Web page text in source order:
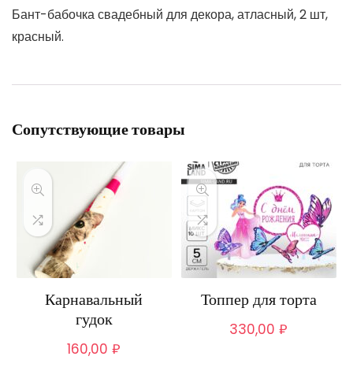
Бант-бабочка свадебный для декора, атласный, 2 шт,
красный.
Сопутствующие товары
Карнавальный
гудок
160,00₽
Топпер для торта
330,00₽